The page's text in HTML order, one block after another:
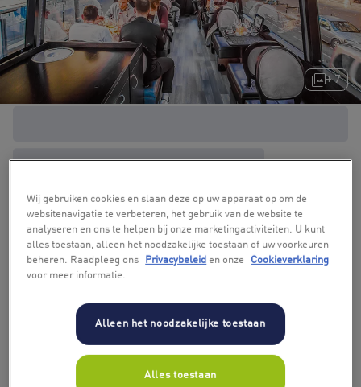
+ 7
Wij gebruiken cookies en slaan deze op uw apparaat op om de
websitenavigatie te verbeteren, het gebruik van de website te
analyseren en ons te helpen bij onze marketingactiviteiten. U kunt
alles toestaan, alleen het noodzakelijke toestaan of uw voorkeuren
beheren. Raadpleeg ons
Privacybeleid en onze
Cookieverklaring
voor meer informatie.
Alleen het noodzakelijke toestaan
Alles toestaan